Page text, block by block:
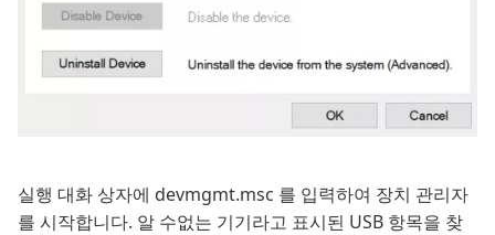
실행 대화 상자에 devmgmt.msc 를 입력하여 장치 관리자
를 시작합니다. 알 수없는 기기라고 표시된 USB 항목을 찾